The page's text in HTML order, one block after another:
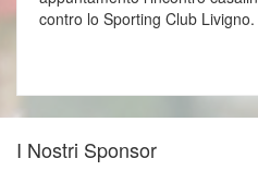
contro lo Sporting Club Livigno.
I Nostri Sponsor